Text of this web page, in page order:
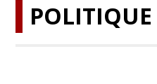
POLITIQUE